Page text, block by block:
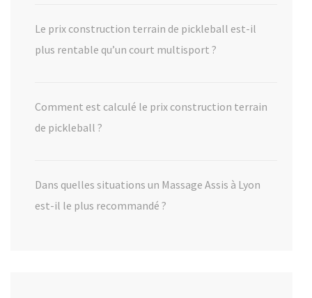
Le prix construction terrain de pickleball est-il
plus rentable qu’un court multisport ?
Comment est calculé le prix construction terrain
de pickleball ?
Dans quelles situations un Massage Assis à Lyon
est-il le plus recommandé ?